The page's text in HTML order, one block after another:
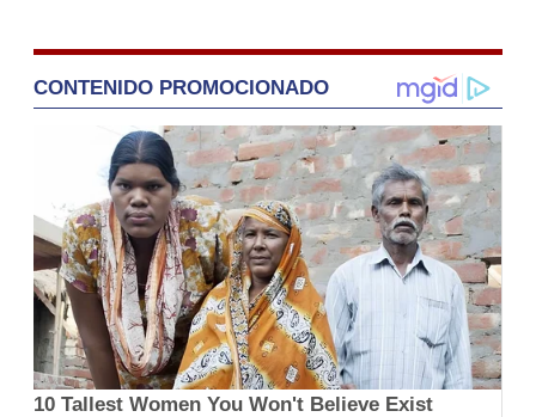
CONTENIDO PROMOCIONADO
10 Tallest Women You Won't Believe Exist